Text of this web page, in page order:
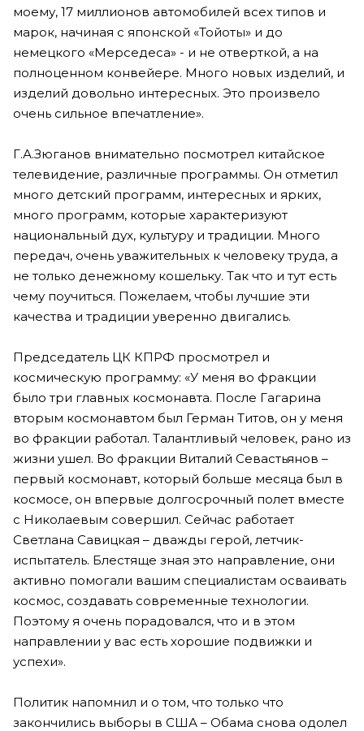
моему, 17 миллионов автомобилей всех типов и
марок, начиная с японской «Тойоты» и до
немецкого «Мерседеса» - и не отверткой, а на
полноценном конвейере. Много новых изделий, и
изделий довольно интересных. Это произвело
очень сильное впечатление».
Г.А.Зюганов внимательно посмотрел китайское
телевидение, различные программы. Он отметил
много детский программ, интересных и ярких,
много программ, которые характеризуют
национальный дух, культуру и традиции. Много
передач, очень уважительных к человеку труда, а
не только денежному кошельку. Так что и тут есть
чему поучиться. Пожелаем, чтобы лучшие эти
качества и традиции уверенно двигались.
Председатель ЦК КПРФ просмотрел и
космическую программу: «У меня во фракции
было три главных космонавта. После Гагарина
вторым космонавтом был Герман Титов, он у меня
во фракции работал. Талантливый человек, рано из
жизни ушел. Во фракции Виталий Севастьянов –
первый космонавт, который больше месяца был в
космосе, он впервые долгосрочный полет вместе
с Николаевым совершил. Сейчас работает
Светлана Савицкая – дважды герой, летчик-
испытатель. Блестяще зная это направление, они
активно помогали вашим специалистам осваивать
космос, создавать современные технологии.
Поэтому я очень порадовался, что и в этом
направлении у вас есть хорошие подвижки и
успехи».
Политик напомнил и о том, что только что
закончились выборы в США – Обама снова одолел